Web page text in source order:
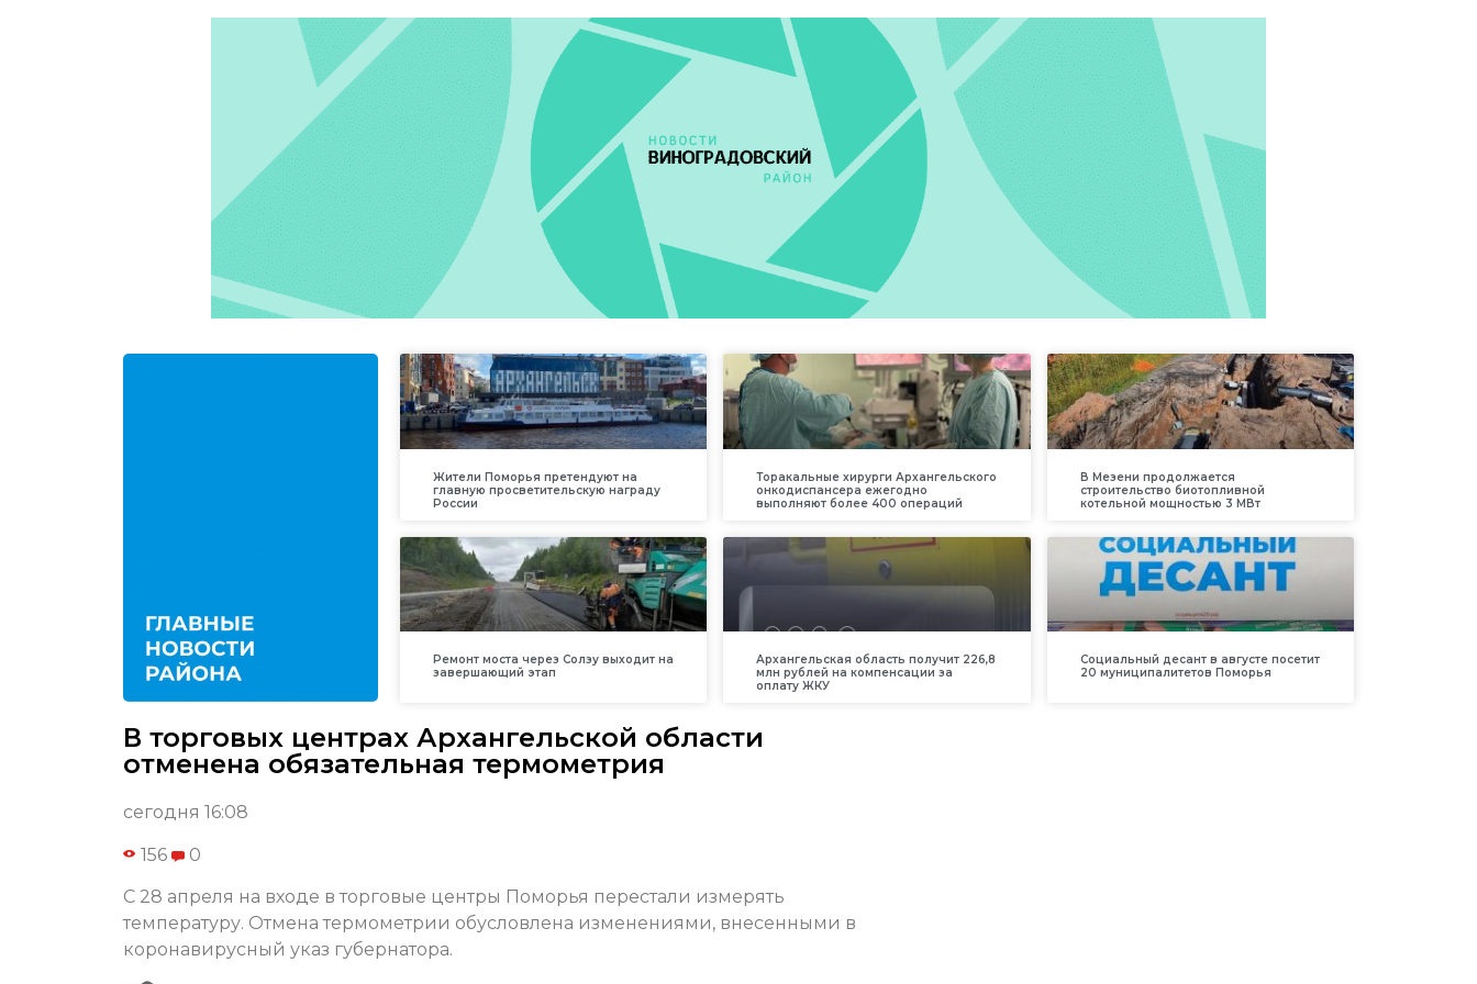
Жители Поморья претендуют на
главную просветительскую награду
России
Торакальные хирурги Архангельского
онкодиспансера ежегодно
выполняют более 400 операций
В Мезени продолжается
строительство биотопливной
котельной мощностью 3 МВт
Ремонт моста через Солзу выходит на
завершающий этап
Архангельская область получит 226,8
млн рублей на компенсации за
оплату ЖКУ
Социальный десант в августе посетит
20 муниципалитетов Поморья
В торговых центрах Архангельской области
отменена обязательная термометрия
сегодня 16:08
156 0
С 28 апреля на входе в торговые центры Поморья перестали измерять
температуру. Отмена термометрии обусловлена изменениями, внесенными в
коронавирусный указ губернатора.